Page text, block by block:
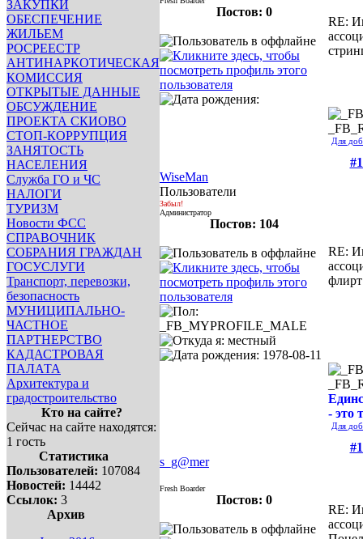
ЗАКУПКИ
ОБЕСПЕЧЕНИЕ
ЖИЛЬЕМ
РОСРЕЕСТР
АНТИНАРКОТИЧЕСКАЯ
КОМИССИЯ
ОТКРЫТЫЕ ДАННЫЕ
ОБСУЖДЕНИЕ
ПРОЕКТА СКИОВО
СТОП-КОРРУПЦИЯ
ЗАНЯТОСТЬ
НАСЕЛЕНИЯ
Служба ГО и ЧС
НАЛОГИ
ТУРИЗМ
Новости ФСС
СПРАВОЧНИК
СОБРАНИЯ ГРАЖДАН
ГОСУСЛУГИ
Транспорт, перевозки,
безопасность
МУНИЦИПАЛЬНО-
ЧАСТНОЕ
ПАРТНЕРСТВО
КАДАСТРОВАЯ
ПАЛАТА
Архитектура и
градостроительство
Кто на сайте?
Сейчас на сайте находятся:
1 гость
Статистика
Пользователей: 107084
Новостей: 14442
Ссылок: 3
Архив
Постов: 0
RE:
Для
WiseMan
Пользователи
Забыл!
Администратор
Постов: 104
RE:
флирт
- это
Для
s_g@mer
Fresh Boarder
Постов: 0
RE: